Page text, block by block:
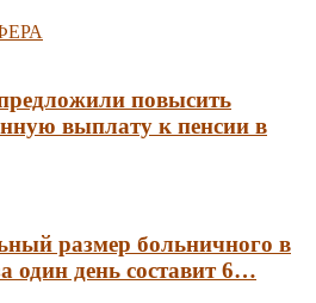
повысить
выплату к пенсии в
размер больничного в
один день составит 6…